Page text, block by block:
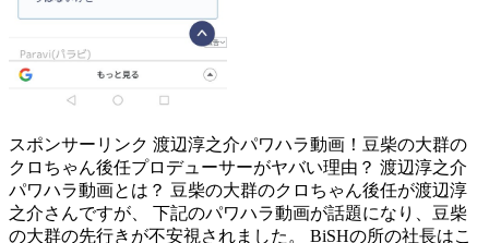
スポンサーリンク 渡辺淳之介パワハラ動画！豆柴の大群の
クロちゃん後任プロデューサーがヤバい理由？ 渡辺淳之介
パワハラ動画とは？ 豆柴の大群のクロちゃん後任が渡辺淳
之介さんですが、 下記のパワハラ動画が話題になり、豆柴
の大群の先行きが不安視されました。 BiSHの所の社長はこ